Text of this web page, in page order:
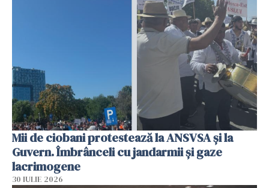
Mii de ciobani protestează la ANSVSA și la
Guvern. Îmbrânceli cu jandarmii și gaze
lacrimogene
30 IULIE 2026